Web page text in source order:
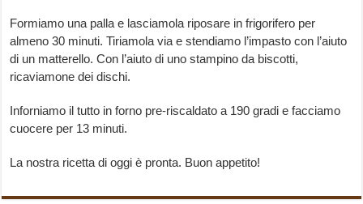
Formiamo una palla e lasciamola riposare in frigorifero per
almeno 30 minuti. Tiriamola via e stendiamo l’impasto con l’aiuto
di un matterello. Con l’aiuto di uno stampino da biscotti,
ricaviamone dei dischi.
Inforniamo il tutto in forno pre-riscaldato a 190 gradi e facciamo
cuocere per 13 minuti.
La nostra ricetta di oggi è pronta. Buon appetito!